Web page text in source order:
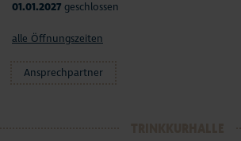
01.01.2027 geschlossen
alle Öffnungszeiten
Ansprechpartner